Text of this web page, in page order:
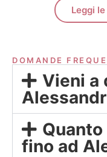
Leggi
DOMANDE
Vieni a
fino ad